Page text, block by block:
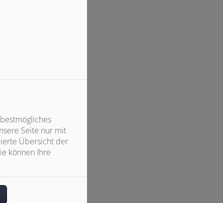
Seite nur mit
Übersicht der
können Ihre